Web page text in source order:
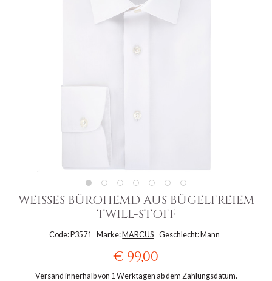
WEISSES BÜROHEMD AUS BÜGELFREIEM T
WILL-STOFF
Code: P3571 Marke: MARCUS Geschlecht: Mann
€ 99,00
Versand innerhalb von 1 Werktagen ab dem Zahlungsdatum.